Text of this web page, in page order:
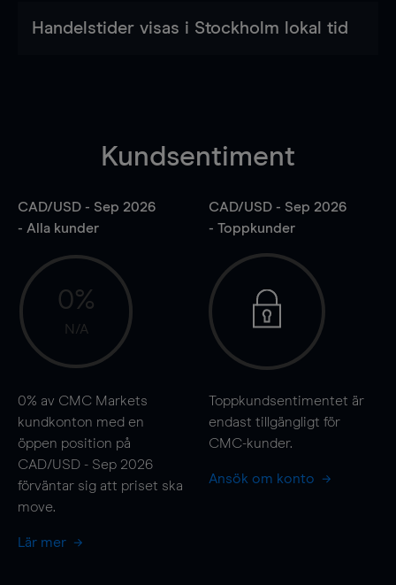
Handelstider visas i Stockholm lokal tid
Kundsentiment
CAD/USD - Sep 2026
- Alla kunder
0%
N/A
0% av CMC Markets
kundkonton med en
öppen position på
CAD/USD - Sep 2026
förväntar sig att priset ska
move.
Lär mer
CAD/USD - Sep 2026
- Toppkunder
Toppkundsentimentet är
endast tillgängligt för
CMC-kunder.
Ansök om konto